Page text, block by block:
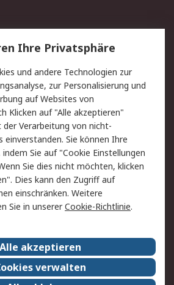
Lieferlösungen
Kontakt
Datenschutz
Zahlungsbedingungen
Webseite Konditionen
RS weltweit
Nachhaltigkeit
Presse-Center
Ihre Privatsphäre
und andere Technologien zur
zur Personalisierung und
auf Websites von
Klicken auf "Alle akzeptieren"
der Verarbeitung von nicht-
einverstanden. Sie können Ihre
Sie auf "Cookie Einstellungen
Sie dies nicht möchten, klicken
Dies kann den Zugriff auf
einschränken. Weitere
Sie in unsererCookie-Richtlinie.
Alle akzeptieren
verwalten